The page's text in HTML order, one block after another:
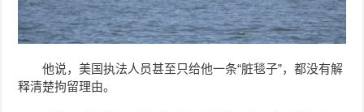
他说，美国执法人员甚至只给他一条“脏毯子”，都没有解
释清楚拘留理由。